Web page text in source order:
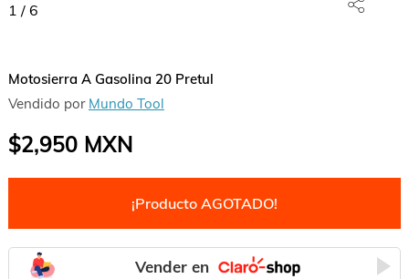
1 / 6
Motosierra A Gasolina 20 Pretul
Vendido por Mundo Tool
$2,950MXN
¡Producto AGOTADO!
Vender en